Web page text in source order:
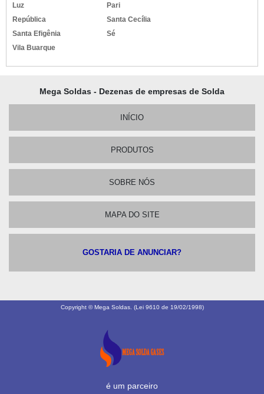
Luz
Pari
República
Santa Cecília
Santa Efigênia
Sé
Vila Buarque
Mega Soldas - Dezenas de empresas de Solda
INÍCIO
PRODUTOS
SOBRE NÓS
MAPA DO SITE
GOSTARIA DE ANUNCIAR?
Copyright © Mega Soldas. (Lei 9610 de 19/02/1998)
é um parceiro